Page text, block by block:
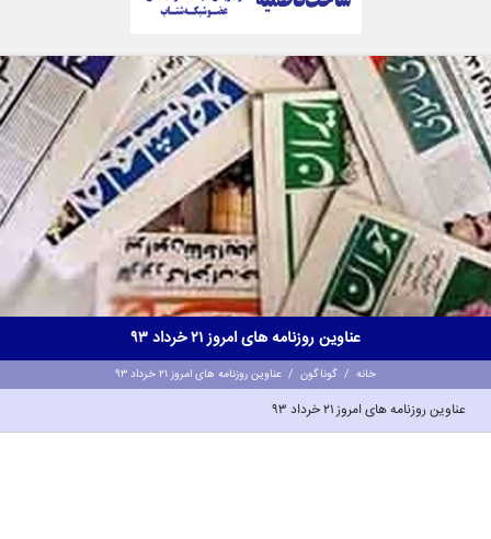
عناوین روزنامه های امروز 21 خرداد 93
خانه / گوناگون / عناوین روزنامه های امروز 21 خرداد 93
عناوین روزنامه های امروز 21 خرداد 93